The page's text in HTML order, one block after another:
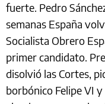
fuerte. Pedro
semanas España
Socialista Obrero
primer candidato.
disolvió las Cortes,
borbónico Felipe VI